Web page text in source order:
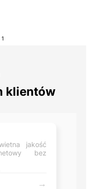
klientów
jakość
bez